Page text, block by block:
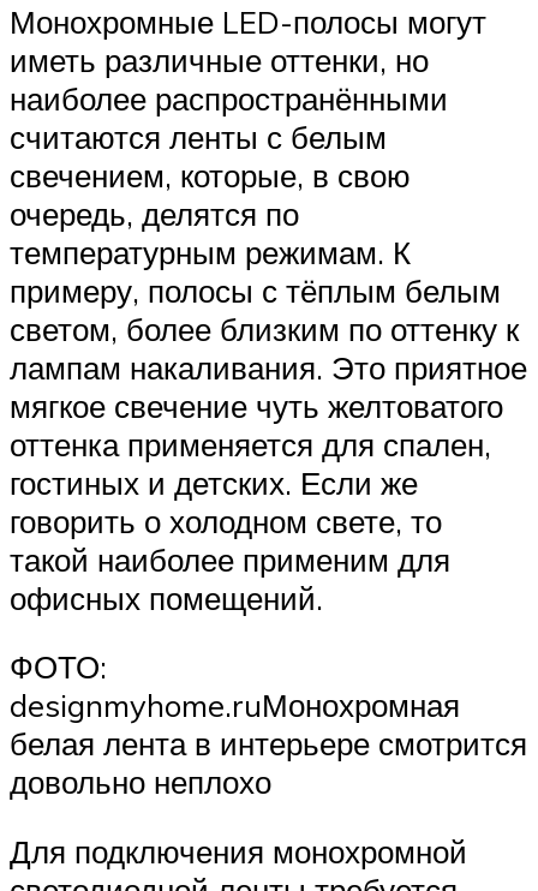
Монохромные LED-полосы могут
иметь различные оттенки, но
наиболее распространёнными
считаются ленты с белым
свечением, которые, в свою
очередь, делятся по
температурным режимам. К
примеру, полосы с тёплым белым
светом, более близким по оттенку к
лампам накаливания. Это приятное
мягкое свечение чуть желтоватого
оттенка применяется для спален,
гостиных и детских. Если же
говорить о холодном свете, то
такой наиболее применим для
офисных помещений.
ФОТО:
designmyhome.ruМонохромная
белая лента в интерьере смотрится
довольно неплохо
Для подключения монохромной